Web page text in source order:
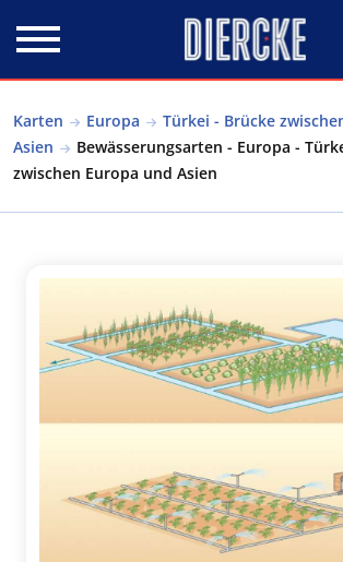
Karten Europa
Türkei - Brücke
Asien
Bewässerungsarten - Europa -
zwischen Europa und Asien